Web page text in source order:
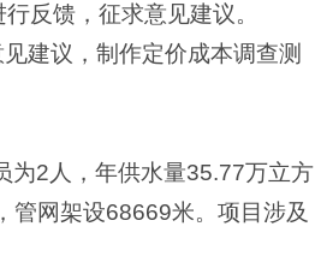
反馈，征求意见建议。
建议，制作定价成本调查测
为2人，年供水量35.77万立方
管网架设68669米。项目涉及